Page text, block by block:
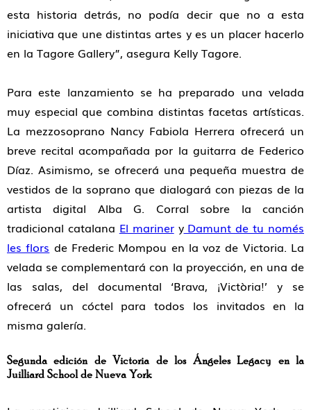
esta historia detrás, no podía decir que no a esta
iniciativa que une distintas artes y es un placer hacerlo
en la Tagore Gallery”, asegura Kelly Tagore.
Para este lanzamiento se ha preparado una velada
muy especial que combina distintas facetas artísticas.
La mezzosoprano Nancy Fabiola Herrera ofrecerá un
breve recital acompañada por la guitarra de Federico
Díaz. Asimismo, se ofrecerá una pequeña muestra de
vestidosde la soprano que dialogará con piezas de la
artista digital Alba G. Corral sobre la canción
tradicional catalana El marineryDamunt de tu només
les flors de Frederic Mompou en la voz de Victoria. La
velada se complementará con la proyección, en una de
las salas, del documental ‘Brava, ¡Victòria!’ y se
ofrecerá un cóctel para todos los invitados en la
misma galería.
Segunda edición de Victoria de los Ángeles Legacy en la
Juilliard School de Nueva York